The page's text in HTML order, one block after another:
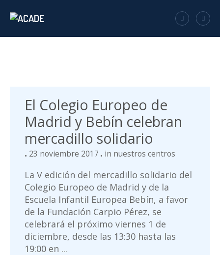
El Colegio Europeo de
Madrid y Bebín celebran
mercadillo solidario
23 noviembre 2017 in nuestros centros
La V edición del mercadillo solidario del
Colegio Europeo de Madrid y de la
Escuela Infantil Europea Bebín, a favor
de la Fundación Carpio Pérez, se
celebrará el próximo viernes 1 de
diciembre, desde las 13:30 hasta las
19:00 en ...